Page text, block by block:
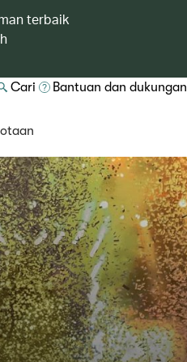
terbaik
Cari Bantuan dan dukungan